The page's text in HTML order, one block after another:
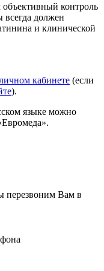
объективный контроль
всегда должен
и клинической
кабинете (если
).
языке можно
перезвоним Вам в